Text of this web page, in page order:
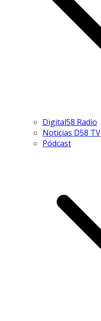
Digital58 Radio
Noticias D58 TV
Pódcast